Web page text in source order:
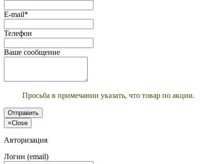
E-mail*
Телефон
Ваше сообщение
Просьба в примечании указать, что товар по акции.
Отправить
×Close
Авторизация
Логин (email)